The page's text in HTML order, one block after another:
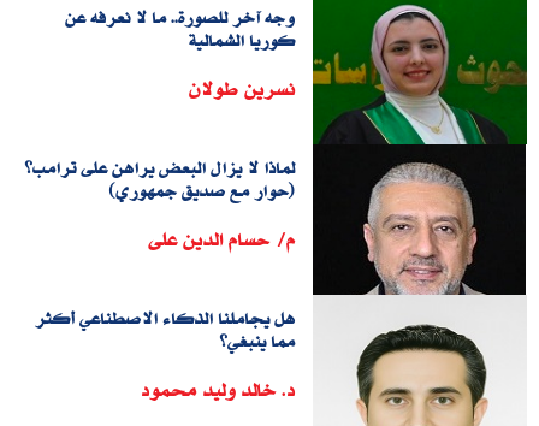
وجه آخر للصورة.. ما لا نعرفه عن
كوريا الشمالية
نسرين طولان
لماذا لا يزال البعض يراهن على ترامب؟
(حوار مع صديق جمهوري)
م/ حسام الدين على
هل يجاملنا الذكاء الاصطناعي أكثر
مما ينبغي؟
د. خالد وليد محمود